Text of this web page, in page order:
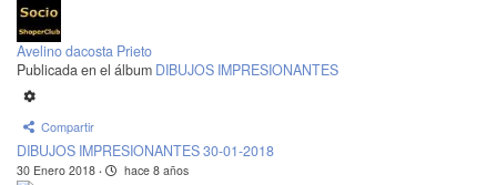
Avelino dacosta Prieto
Publicada en el álbum DIBUJOS IMPRESIONANTES
Compartir
DIBUJOS IMPRESIONANTES 30-01-2018
30 Enero 2018 · hace 8 años